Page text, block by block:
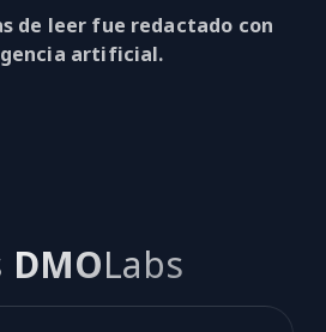
de leer fue redactado con
artificial.
DMOLabs